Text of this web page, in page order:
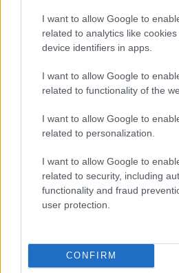
I want to allow Google to
related to analytics like
device identifiers in apps.
I want to allow Google to
related to functionality of the
I want to allow Google to
related to personalization.
I want to allow Google to
related to security, including
functionality and fraud
user protection.
CONFIRM